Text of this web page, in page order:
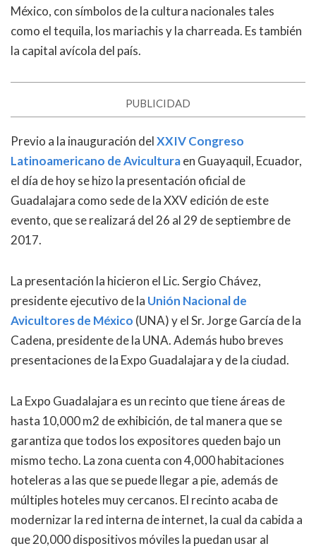
México, con símbolos de la cultura nacionales tales
como el tequila, los mariachis y la charreada. Es también
la capital avícola del país.
PUBLICIDAD
Previo a la inauguración delXXIV Congreso
Latinoamericano de Aviculturaen Guayaquil, Ecuador,
el día de hoy se hizo la presentación oficial de
Guadalajara como sede de la XXV edición de este
evento, que se realizará del 26 al 29 de septiembre de
2017.
La presentación la hicieron el Lic. Sergio Chávez,
presidente ejecutivo de la Unión Nacional de
Avicultores de México (UNA) y el Sr. Jorge García de la
Cadena, presidente de la UNA. Además hubo breves
presentaciones de la Expo Guadalajara y de la ciudad.
La Expo Guadalajara es un recinto que tiene áreas de
hasta 10,000 m2 de exhibición, de tal manera que se
garantiza que todos los expositores queden bajo un
mismo techo. La zona cuenta con 4,000 habitaciones
hoteleras a las que se puede llegar a pie, además de
múltiples hoteles muy cercanos. El recinto acaba de
modernizar la red interna de internet, la cual da cabida a
que 20,000 dispositivos móviles la puedan usar al